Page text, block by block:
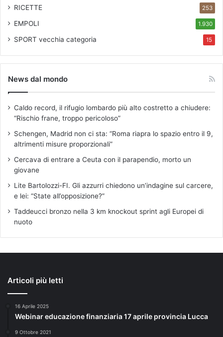
RICETTE 253
EMPOLI 1.930
SPORT vecchia categoria 15
News dal mondo
Caldo record, il rifugio lombardo più alto costretto a chiudere:
“Rischio frane, troppo pericoloso”
Schengen, Madrid non ci sta: “Roma riapra lo spazio entro il 9,
altrimenti misure proporzionali”
Cercava di entrare a Ceuta con il parapendio, morto un
giovane
Lite Bartolozzi-FI. Gli azzurri chiedono un’indagine sul carcere,
e lei: “State all’opposizione?”
Taddeucci bronzo nella 3 km knockout sprint agli Europei di
nuoto
Articoli più letti
16 Aprile 2025
Webinar educazione finanziaria 17 aprile provincia Lucca
9 Ottobre 2021